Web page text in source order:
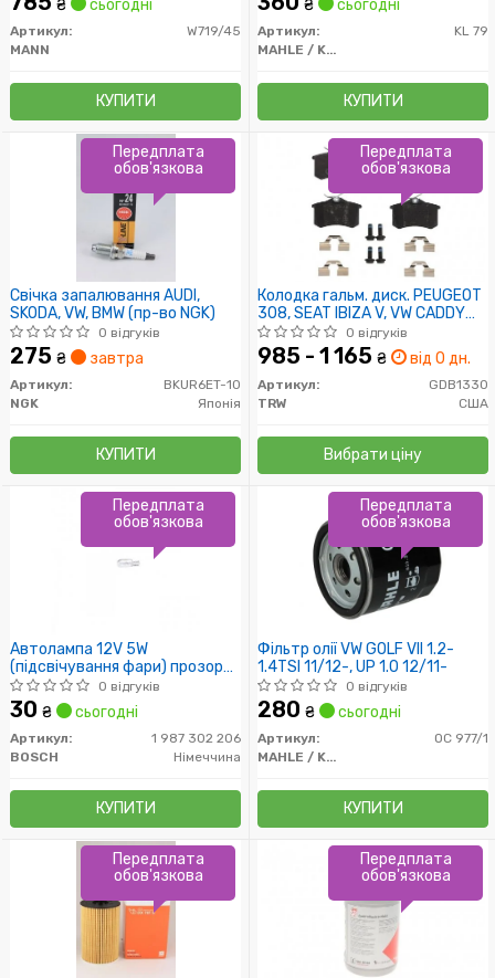
₴ сьогодні
Артикул:
W719/45
MANN
КУПИТИ
₴ сьогодні
Артикул:
KL 79
MAHLE / KNECHT
КУПИТИ
Свічка запалювання AUDI,
SKODA, VW, BMW (пр-во NGK)
0 відгуків
275 ₴ завтра
Артикул:
BKUR6ET-10
NGK
Японія
КУПИТИ
Передплата
обов'язкова
Колодка гальм. диск. PEUGEOT
308, SEAT IBIZA V, VW CADDY
задн. (пр-во TRW)
0 відгуків
985 - 1 165 ₴ від 0 дн.
Артикул:
GDB1330
TRW
США
Вибрати ціну
Передплата
обов'язкова
Автолампа 12V 5W
(підсвічування фари) прозора
Universal
0 відгуків
30 ₴ сьогодні
Артикул:
1 987 302 206
BOSCH
Німеччина
КУПИТИ
Передплата
обов'язкова
Фільтр олії VW GOLF VII 1.2-
1.4TSI 11/12-, UP 1.0 12/11-
0 відгуків
280 ₴ сьогодні
Артикул:
OC 977/1
MAHLE / KNECHT
КУПИТИ
Передплата
обов'язкова
Передплата
обов'язкова
Передплата
обов'язкова